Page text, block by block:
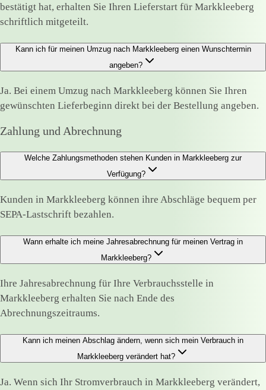
bestätigt hat, erhalten Sie Ihren Lieferstart für Markkleeberg
schriftlich mitgeteilt.
Kann ich für meinen Umzug nach Markkleeberg einen Wunschtermin
angeben?
Ja. Bei einem Umzug nach Markkleeberg können Sie Ihren
gewünschten Lieferbeginn direkt bei der Bestellung angeben.
Zahlung und Abrechnung
Welche Zahlungsmethoden stehen Kunden in Markkleeberg zur
Verfügung?
Kunden in Markkleeberg können ihre Abschläge bequem per
SEPA-Lastschrift bezahlen.
Wann erhalte ich meine Jahresabrechnung für meinen Vertrag in
Markkleeberg?
Ihre Jahresabrechnung für Ihre Verbrauchsstelle in
Markkleeberg erhalten Sie nach Ende des
Abrechnungszeitraums.
Kann ich meinen Abschlag ändern, wenn sich mein Verbrauch in
Markkleeberg verändert hat?
Ja. Wenn sich Ihr Stromverbrauch in Markkleeberg verändert,